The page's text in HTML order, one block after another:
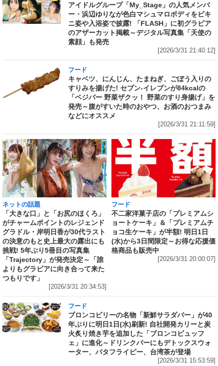
アイドルグループ「My_Stage」の人気メンバ
ー・浜辺ゆりなが色白マシュマロボディをビキ
ニ姿や入浴姿で披露! 「FLASH」に初グラビア
のアザーカット掲載～デジタル写真集「天使の
素顔」も発売
[2026/3/31 21:40:12]
フード
キャベツ、にんじん、たまねぎ、ごぼう入りの
すりみを揚げた! セブン‐イレブンが84kcalの
「ベジバー 野菜ザクッ！ 野菜のすり身揚げ」を
発売～腹がすいた時のおやつ、お酒のおつまみ
などにオススメ
[2026/3/31 21:11:59]
ネットの話題
「大きな口」と「お尻のほくろ」
がチャームポイントのレジェンド
グラドル・岸明日香が30代ラスト
の決意のもと史上最大の露出にも
挑戦! 5年ぶり5冊目の写真集
「Trajectory」が発売決定～「誰
よりもグラビアに向き合って来た
つもりです」
[2026/3/31 20:34:53]
フード
不二家洋菓子店の「プレミアムシ
ョートケーキ」＆「プレミアムチ
ョコ生ケーキ」が半額! 明日1日
(水)から3日間限定～お得な応援価
格商品も販売中
[2026/3/31 20:00:07]
フード
ブロンコビリーの名物「新鮮サラダバー」が40
年ぶりに明日1日(水)刷新! 自社開発カリーと炭
火炙り焼き芋を追加した「ブロンコビュッフ
ェ」に進化～ドリンクバーにもデトックスウォ
ーター、バタフライピー、台湾茶が登場
[2026/3/31 15:53:59]